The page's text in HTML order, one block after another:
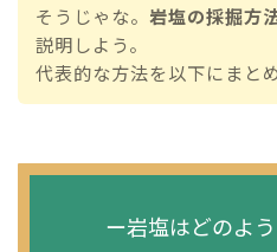
そうじゃな。 岩塩の採掘方
説明しよう。
代表的な方法を以下にまと
ー岩塩はどのよ